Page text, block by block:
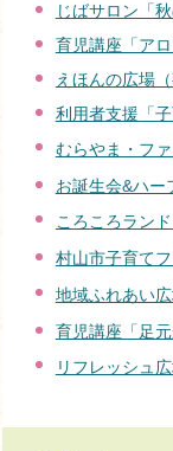
じばサロン「
育児講座「ア
えほんの広場
利用者支援「子
むらやま・フ
お誕生会&ハー
ころころラン
村山市子育て
地域ふれあい
育児講座「足
リフレッシュ